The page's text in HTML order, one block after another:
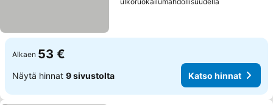
Alkaen 53 €
Näytä hinnat 9 sivustolta Katso hinnat